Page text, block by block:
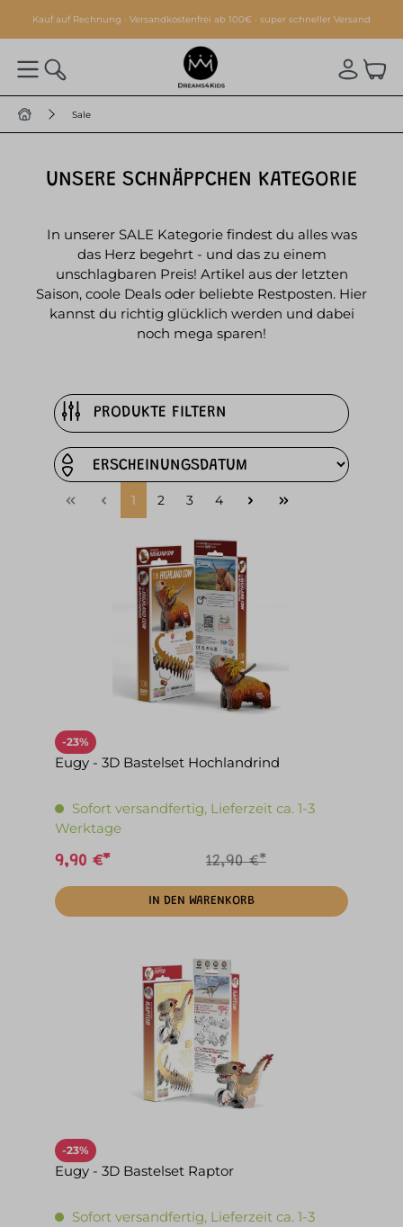
springen
Kauf auf Rechnung · Versandkostenfrei ab 100€ · super schneller Versand
Sale
UNSERE SCHNÄPPCHEN KATEGORIE
In unserer SALE Kategorie findest du alles was
das Herz begehrt - und das zu einem
unschlagbaren Preis! Artikel aus der letzten
Saison, coole Deals oder beliebte Restposten. Hier
kannst du richtig glücklich werden und dabei
noch mega sparen!
PRODUKTE FILTERN
1 2 3 4
-23%
Eugy - 3D Bastelset Hochlandrind
Sofort versandfertig, Lieferzeit ca. 1-3
Werktage
9,90 €* 12,90 €*
IN DEN WARENKORB
-23%
Eugy - 3D Bastelset Raptor
Sofort versandfertig, Lieferzeit ca. 1-3